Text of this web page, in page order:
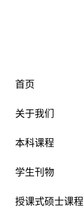
首页
关于我们
本科课程
学生刊物
授课式硕士课程